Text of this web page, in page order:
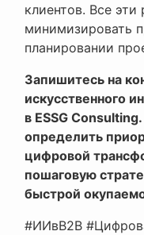
клиентов. Все
минимизировать
планировании
Запишитесь на
искусственного
в ESSG
определить
цифровой
пошаговую
быстрой
#ИИвB2B